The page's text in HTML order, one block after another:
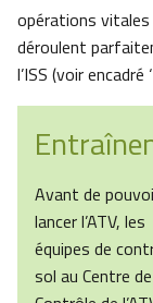
opérations vitales
déroulent
l’ISS (voir
Avant de
lancer l’ATV, les
équipes de
sol au Centre de